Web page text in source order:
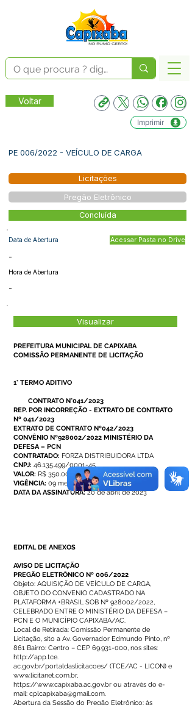
Voltar
Imprimir
PE 006/2022 - VEÍCULO DE CARGA
Licitações
Pregão Eletrônico
Concluída
Data de Abertura
-
Hora de Abertura
Acessar Pasta no Drive
-
Visualizar
PREFEITURA MUNICIPAL DE CAPIXABA
COMISSÃO PERMANENTE DE LICITAÇÃO
1° TERMO ADITIVO
CONTRATO N°041/2023
REP. POR INCORREÇÃO - EXTRATO DE CONTRATO
Nº 041/2023
EXTRATO DE CONTRATO Nº042/2023
CONVÊNIO Nº928002/2022 MINISTÉRIO DA
DEFESA – PCN
CONTRATADO: FORZA DISTRIBUIDORA LTDA
CNPJ: 46.135.499/0001-45
VALOR: R$ 350.000,00
VIGÊNCIA: 09 meses
DATA DA ASSINATURA:20 de abril de 2023
EDITAL DE ANEXOS
AVISO DE LICITAÇÃO
PREGÃO ELETRÔNICO Nº 006/2022
Objeto: AQUISIÇÃO DE VEÍCULO DE CARGA,
OBJETO DO CONVENIO CADASTRADO NA
PLATAFORMA +BRASIL SOB Nº 928002/2022,
CELEBRADO ENTRE O MINISTÉRIO DA DEFESA –
PCN E O MUNICÍPIO CAPIXABA/AC.
Local de Retirada: Comissão Permanente de
Licitação, sito a Av. Governador Edmundo Pinto, nº
861 Bairro: Centro – CEP 69.931-000, nos sites:
http://app.tce.
ac.gov.br/portaldaslicitacoes/ (TCE/AC - LICON) e
www.licitanet.com.br,
https://www.capixaba.ac.gov.br ou através do e-
mail: cplcapixaba@gmail.com.
Abertura da Sessão do Pregão Eletrônico: às